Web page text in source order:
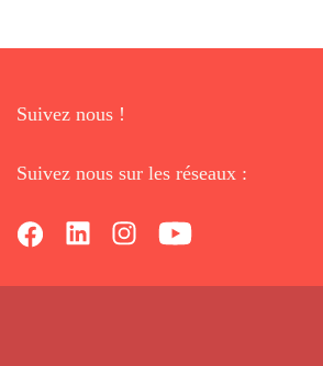
Suivez nous !
Suivez nous sur les réseaux :